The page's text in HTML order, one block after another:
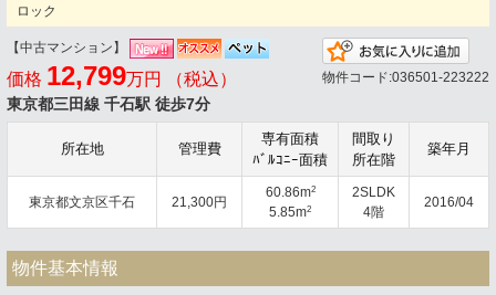
ロック
【中古マンション】
価格 12,799万円 （税込）
東京都三田線 千石駅 徒歩7分
物件コード:036501-223222
所在地 管理費
専有面積
ﾊﾞﾙｺﾆｰ面積
間取り
所在階
築年月
東京都文京区千石 21,300円
60.86m2
5.85m2
2SLDK
4階
2016/04
物件基本情報